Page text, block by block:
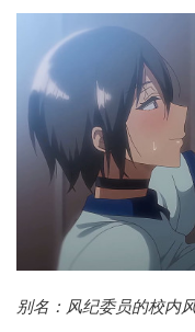
别名：风纪委员的校内